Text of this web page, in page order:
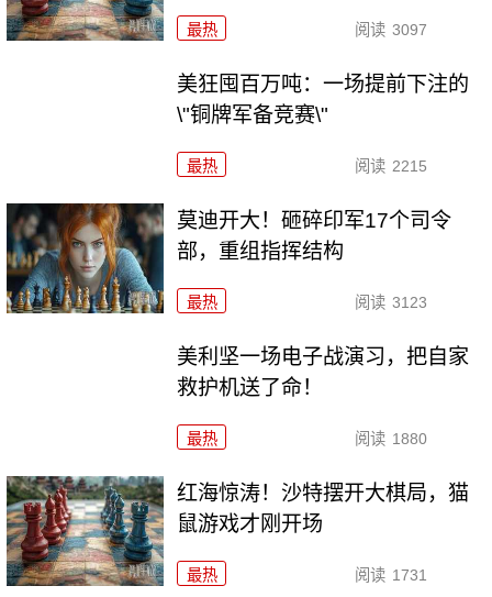
最热 阅读 3097
美狂囤百万吨：一场提前下注的
\"铜牌军备竞赛\"
最热 阅读 2215
莫迪开大！砸碎印军17个司令
部，重组指挥结构
最热 阅读 3123
美利坚一场电子战演习，把自家
救护机送了命！
最热 阅读 1880
红海惊涛！沙特摆开大棋局，猫
鼠游戏才刚开场
最热 阅读 1731